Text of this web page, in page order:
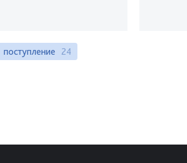
поступление 24